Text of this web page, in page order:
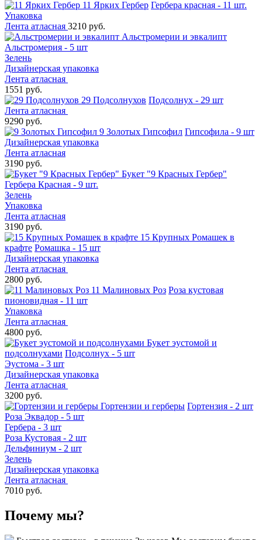
11 Ярких Гербер Гербера красная - 11 шт.
Упаковка
Лента атласная 3210 руб.
Альстромерии и эвкалипт
Альстромерия - 5 шт
Зелень
Дизайнерская упаковка
Лента атласная
1551 руб.
29 Подсолнухов Подсолнух - 29 шт
Лента атласная
9290 руб.
9 Золотых Гипсофил Гипсофила - 9 шт
Дизайнерская упаковка
Лента атласная
3190 руб.
Букет "9 Красных Гербер"
Гербера Красная - 9 шт.
Зелень
Упаковка
Лента атласная
3190 руб.
15 Крупных Ромашек в
крафте Ромашка - 15 шт
Дизайнерская упаковка
Лента атласная
2800 руб.
11 Малиновых Роз Роза кустовая
пионовидная - 11 шт
Упаковка
Лента атласная
4800 руб.
Букет эустомой и
подсолнухами Подсолнух - 5 шт
Эустома - 3 шт
Дизайнерская упаковка
Лента атласная
3200 руб.
Гортензии и герберы Гортензия - 2 шт
Роза Эквадор - 5 шт
Гербера - 3 шт
Роза Кустовая - 2 шт
Дельфиниум - 2 шт
Зелень
Дизайнерская упаковка
Лента атласная
7010 руб.
Почему мы?